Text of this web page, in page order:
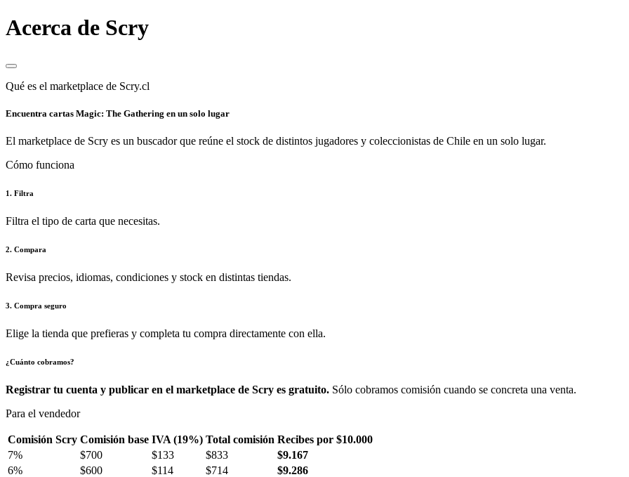
Acerca de Scry
Qué es el marketplace de Scry.cl
Encuentra cartas Magic: The Gathering en un solo lugar
El marketplace de Scry es un buscador que reúne el stock de distintos jugadores y coleccionistas de Chile en un solo lugar.
Cómo funciona
1. Filtra
Filtra el tipo de carta que necesitas.
2. Compara
Revisa precios, idiomas, condiciones y stock en distintas tiendas.
3. Compra seguro
Elige la tienda que prefieras y completa tu compra directamente con ella.
¿Cuánto cobramos?
Registrar tu cuenta y publicar en el marketplace de Scry es gratuito. Sólo cobramos comisión cuando se concreta una venta.
Para el vendedor
Comisión Scry Comisión base IVA (19%) Total comisión Recibes por $10.000
7%
$700 $133 $833
$9.167
6%
$600 $114 $714
$9.286